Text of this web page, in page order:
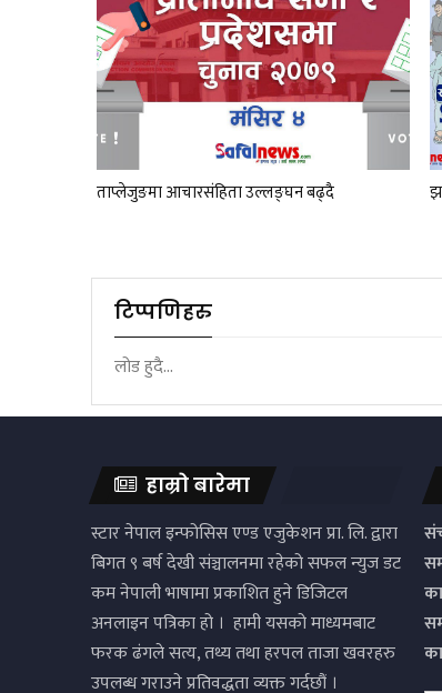
ताप्लेजुङमा आचारसंहिता उल्लङ्घन बढ्दै
टिप्पणिहरु
लोड हुदै...
हाम्रो बारेमा
स्टार नेपाल इन्फोसिस एण्ड एजुकेशन प्रा. लि. द्वारा
बिगत ९ बर्ष देखी संञ्चालनमा रहेको सफल न्युज डट
कम नेपाली भाषामा प्रकाशित हुने डिजिटल
अनलाइन पत्रिका हो । हामी यसको माध्यमबाट
फरक ढंगले सत्य, तथ्य तथा हरपल ताजा खवरहरु
उपलब्ध गराउने प्रतिवद्धता व्यक्त गर्दछौं ।